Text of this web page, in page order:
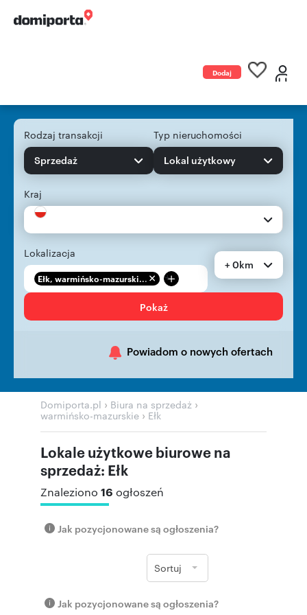
Dodaj
Rodzaj transakcji
Sprzedaż
Typ nieruchomości
Lokal użytkowy
Kraj
Lokalizacja
Ełk, warmińsko-mazurski... +
+ 0km
Pokaż
Powiadom o nowych ofertach
Domiporta.pl › Biura na sprzedaż ›
warmińsko-mazurskie › Ełk
Lokale użytkowe biurowe na
sprzedaż: Ełk
Znaleziono 16 ogłoszeń
Jak pozycjonowane są ogłoszenia?
Sortuj
Jak pozycjonowane są ogłoszenia?